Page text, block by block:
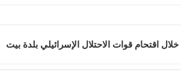
واعتقال 7 آخرين خلال اقتحام قوات الاحتلال الإسرائيلي بلدة بيت